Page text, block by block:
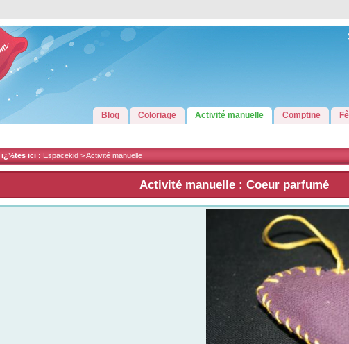
Blog Coloriage Activité manuelle Comptine
ï¿½tes ici : Espacekid >Activité manuelle
Activité manuelle : Coeur parfumé